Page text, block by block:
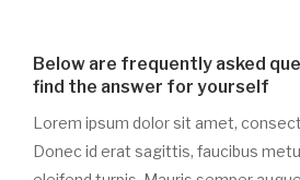
Below are frequently asked
find the answer for yourself
Lorem ipsum dolor sit amet,
Donec id erat sagittis, faucibus